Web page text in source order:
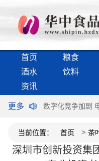
首页 粮食
酒水
饮料
资讯
更多
谈“满意” 数字化竞争加剧
当前位置： 首页 > 茶
深圳市创新投资集